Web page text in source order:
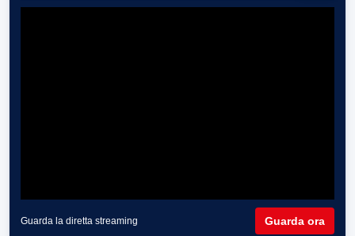
Guarda la diretta streaming Guarda ora